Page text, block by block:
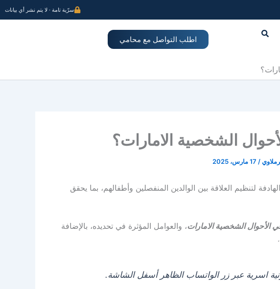
سرّية تامة · لا يتم نشر أي بيانات
اطلب التواصل مع محامي
الشخصية الامارات؟
/ 17 مارس، 2025
لتنظيم العلاقة بين الوالدين المنفصلين وأطفالهم، بما يحقق
الأحوال الشخصية الامارات، والعوامل المؤثرة في تحديده، بالإضافة
اسرية عبر زر الواتساب الظاهر أسفل الشاشة.